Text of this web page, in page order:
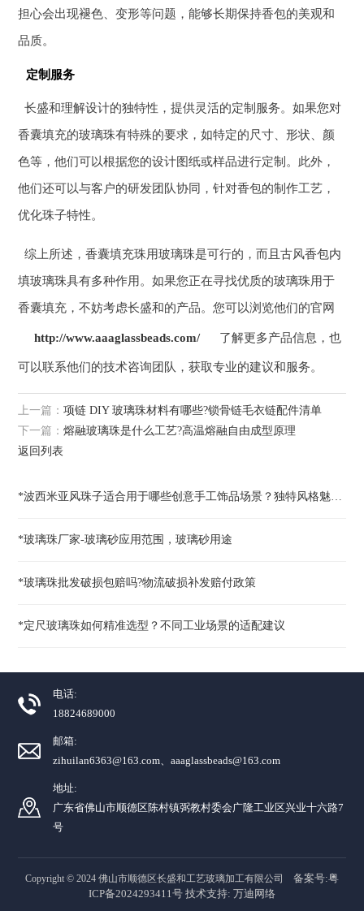
担心会出现褪色、变形等问题，能够长期保持香包的美观和
品质。
定制服务
长盛和理解设计的独特性，提供灵活的定制服务。如果您对
香囊填充的玻璃珠有特殊的要求，如特定的尺寸、形状、颜
色等，他们可以根据您的设计图纸或样品进行定制。此外，
他们还可以与客户的研发团队协同，针对香包的制作工艺，
优化珠子特性。
综上所述，香囊填充珠用玻璃珠是可行的，而且古风香包内
填玻璃珠具有多种作用。如果您正在寻找优质的玻璃珠用于
香囊填充，不妨考虑长盛和的产品。您可以浏览他们的官网
http://www.aaaglassbeads.com/ 了解更多产品信息，也
可以联系他们的技术咨询团队，获取专业的建议和服务。
上一篇：项链 DIY 玻璃珠材料有哪些?锁骨链毛衣链配件清单
返回列表
下一篇：熔融玻璃珠是什么工艺?高温熔融自由成型原理
*波西米亚风珠子适合用于哪些创意手工饰品场景？独特风格魅力解析
*玻璃珠厂家-玻璃砂应用范围，玻璃砂用途
*玻璃珠批发破损包赔吗?物流破损补发赔付政策
*定尺玻璃珠如何精准选型？不同工业场景的适配建议
电话:
18824689000
邮箱:
zihuilan6363@163.com、aaaglassbeads@163.com
地址:
广东省佛山市顺德区陈村镇弼教村委会广隆工业区兴业十六路7
号
Copyright © 2024 佛山市顺德区长盛和工艺玻璃加工有限公司 备案号:粤
ICP备2024293411号 技术支持: 万迪网络